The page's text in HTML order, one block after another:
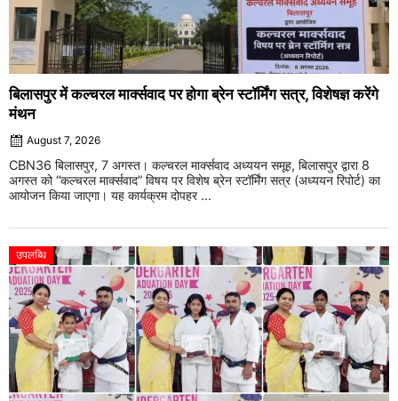
बिलासपुर में कल्चरल मार्क्सवाद पर होगा ब्रेन स्टॉर्मिंग सत्र, विशेषज्ञ करेंगे
मंथन
August 7, 2026
CBN36 बिलासपुर, 7 अगस्त। कल्चरल मार्क्सवाद अध्ययन समूह, बिलासपुर द्वारा 8
अगस्त को “कल्चरल मार्क्सवाद” विषय पर विशेष ब्रेन स्टॉर्मिंग सत्र (अध्ययन रिपोर्ट) का
आयोजन किया जाएगा। यह कार्यक्रम दोपहर ...
उपलब्धि